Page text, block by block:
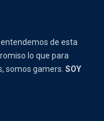
de esta
lo que para
somos gamers. SOY